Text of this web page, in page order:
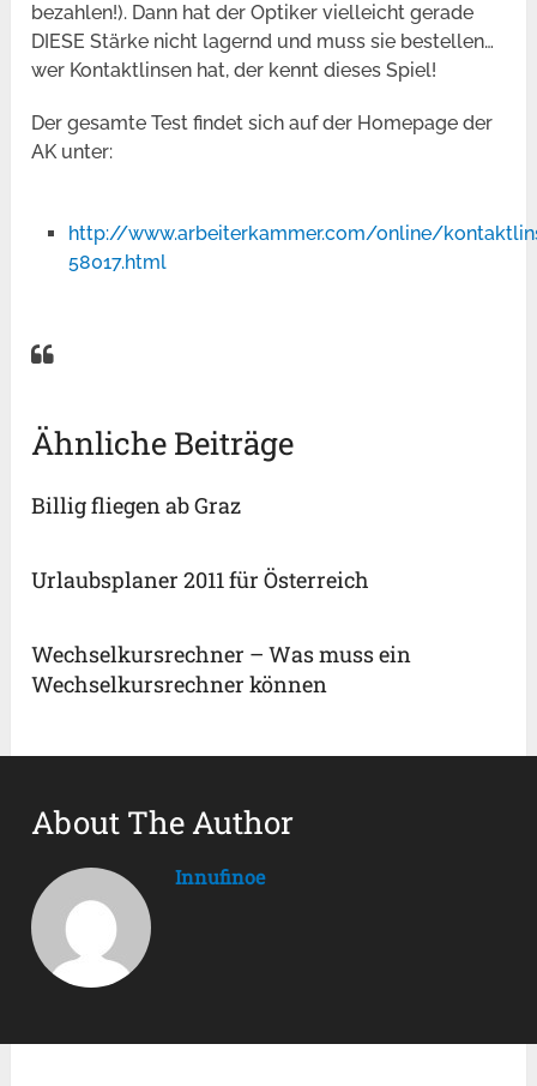
bezahlen!). Dann hat der Optiker vielleicht gerade
DIESE Stärke nicht lagernd und muss sie bestellen…
wer Kontaktlinsen hat, der kennt dieses Spiel!
Der gesamte Test findet sich auf der Homepage der
AK unter:
http://www.arbeiterkammer.com/online/
58017.html
Ähnliche Beiträge
Billig fliegen ab Graz
Urlaubsplaner 2011 für Österreich
Wechselkursrechner – Was muss ein
Wechselkursrechner können
About The Author
Innufinoe